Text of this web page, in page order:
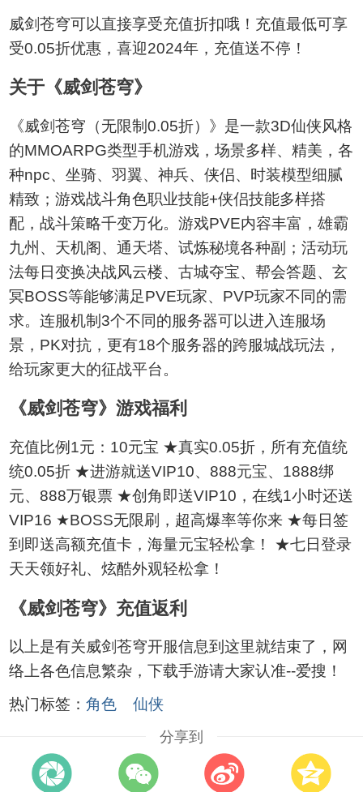
威剑苍穹可以直接享受充值折扣哦！充值最低可享
受0.05折优惠，喜迎2024年，充值送不停！
关于《威剑苍穹》
《威剑苍穹（无限制0.05折）》是一款3D仙侠风格
的MMOARPG类型手机游戏，场景多样、精美，各
种npc、坐骑、羽翼、神兵、侠侣、时装模型细腻
精致；游戏战斗角色职业技能+侠侣技能多样搭
配，战斗策略千变万化。游戏PVE内容丰富，雄霸
九州、天机阁、通天塔、试炼秘境各种副；活动玩
法每日变换决战风云楼、古城夺宝、帮会答题、玄
冥BOSS等能够满足PVE玩家、PVP玩家不同的需
求。连服机制3个不同的服务器可以进入连服场
景，PK对抗，更有18个服务器的跨服城战玩法，
给玩家更大的征战平台。
《威剑苍穹》游戏福利
充值比例1元：10元宝 ★真实0.05折，所有充值统
统0.05折 ★进游就送VIP10、888元宝、1888绑
元、888万银票 ★创角即送VIP10，在线1小时还送
VIP16 ★BOSS无限刷，超高爆率等你来 ★每日签
到即送高额充值卡，海量元宝轻松拿！ ★七日登录
天天领好礼、炫酷外观轻松拿！
《威剑苍穹》充值返利
以上是有关威剑苍穹开服信息到这里就结束了，网
络上各色信息繁杂，下载手游请大家认准--爱搜！
热门标签：角色 仙侠
分享到